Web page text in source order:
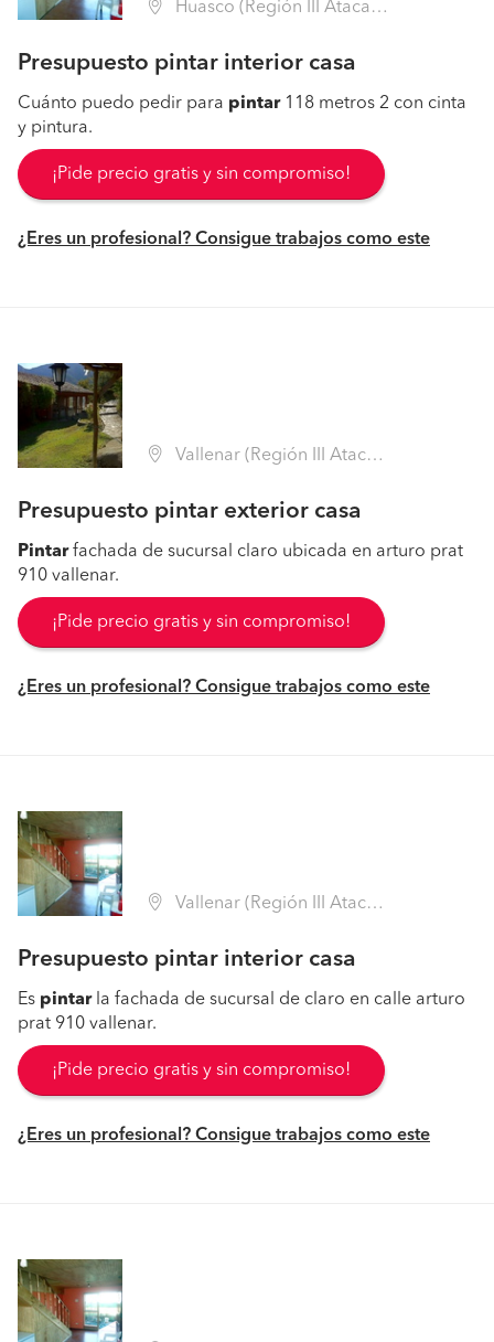
Huasco (Región III Atacama - Huasco)
Presupuesto pintar interior casa
Cuánto puedo pedir para pintar118 metros 2 con cinta
y pintura.
¡Pide precio gratis y sin compromiso!
¿Eres un profesional? Consigue trabajos como este
Vallenar (Región III Atacama - Huasco)
Presupuesto pintar exterior casa
Pintarfachada de sucursal claro ubicada en arturo prat
910 vallenar.
¡Pide precio gratis y sin compromiso!
¿Eres un profesional? Consigue trabajos como este
Vallenar (Región III Atacama - Huasco)
Presupuesto pintar interior casa
Es pintarla fachada de sucursal de claro en calle arturo
prat 910 vallenar.
¡Pide precio gratis y sin compromiso!
¿Eres un profesional? Consigue trabajos como este